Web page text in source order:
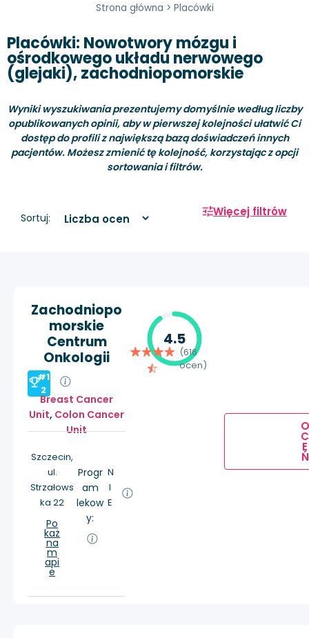
Strona główna > Placówki
Placówki: Nowotwory mózgu i
ośrodkowego układu nerwowego
(glejaki), zachodniopomorskie
Wyniki wyszukiwania prezentujemy domyślnie według liczby
opublikowanych opinii, aby w pierwszej kolejności ułatwić Ci
dostęp do profili z największą bazą doświadczeń innych
pacjentów. Możesz zmienić tę kolejność, korzystając z opcji
sortowania i filtrów.
Sortuj: Więcej filtrów
Zachodniopo
morskie
Centrum
Onkologii
#1
2
Breast Cancer
Unit, Colon Cancer
Unit
Szczecin,
ul.
Strzałows
ka 22
Po
każ
na
m
api
e
Progr
am
lekow
y:
N
I
E
4.5
(616
ocen)
O
C
E
Ń